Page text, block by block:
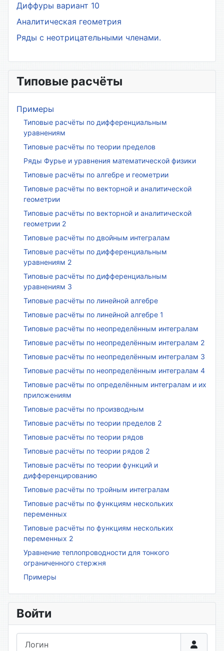
Диффуры вариант 10
Аналитическая геометрия
Ряды с неотрицательными членами.
Типовые расчёты
Примеры
Типовые расчёты по дифференциальным
уравнениям
Типовые расчёты по теории пределов
Ряды Фурье и уравнения математической физики
Типовые расчёты по алгебре и геометрии
Типовые расчёты по векторной и аналитической
геометрии
Типовые расчёты по векторной и аналитической
геометрии 2
Типовые расчёты по двойным интегралам
Типовые расчёты по дифференциальным
уравнениям 2
Типовые расчёты по дифференциальным
уравнениям 3
Типовые расчёты по линейной алгебре
Типовые расчёты по линейной алгебре 1
Типовые расчёты по неопределённым интегралам
Типовые расчёты по неопределённым интегралам 2
Типовые расчёты по неопределённым интегралам 3
Типовые расчёты по неопределённым интегралам 4
Типовые расчёты по определённым интегралам и их
приложениям
Типовые расчёты по производным
Типовые расчёты по теории пределов 2
Типовые расчёты по теории рядов
Типовые расчёты по теории рядов 2
Типовые расчёты по теории функций и
дифференцированию
Типовые расчёты по тройным интегралам
Типовые расчёты по функциям нескольких
переменных
Типовые расчёты по функциям нескольких
переменных 2
Уравнение теплопроводности для тонкого
ограниченного стержня
Примеры
Войти